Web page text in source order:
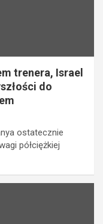
trenera, Israel
do
ostatecznie
półciężkiej